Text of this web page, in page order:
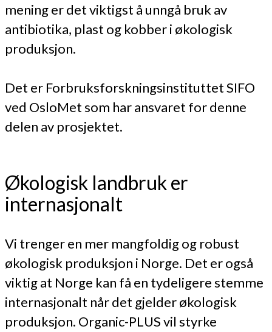
mening er det viktigst å unngå bruk av
antibiotika, plast og kobber i økologisk
produksjon.
Det er Forbruksforskningsinstituttet SIFO
ved OsloMet som har ansvaret for denne
delen av prosjektet.
Økologisk landbruk er
internasjonalt
Vi trenger en mer mangfoldig og robust
økologisk produksjon i Norge. Det er også
viktig at Norge kan få en tydeligere stemme
internasjonalt når det gjelder økologisk
produksjon. Organic-PLUS vil styrke